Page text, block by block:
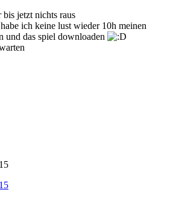
jetzt nichts raus
ich keine lust wieder 10h meinen
und das spiel downloaden